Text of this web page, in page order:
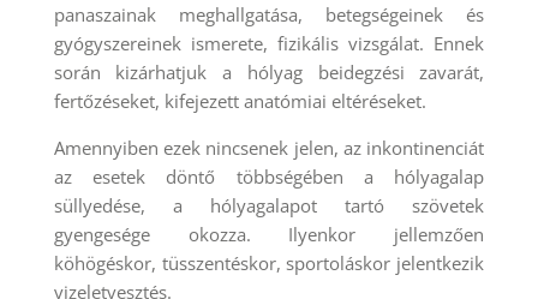
panaszainak meghallgatása, betegségeinek és
gyógyszereinek ismerete, fizikális vizsgálat. Ennek
során kizárhatjuk a hólyag beidegzési zavarát,
fertőzéseket, kifejezett anatómiai eltéréseket.
Amennyiben ezek nincsenek jelen, az inkontinenciát
az esetek döntő többségében a hólyagalap
süllyedése, a hólyagalapot tartó szövetek
gyengesége okozza. Ilyenkor jellemzően
köhögéskor, tüsszentéskor, sportoláskor jelentkezik
vizeletvesztés.